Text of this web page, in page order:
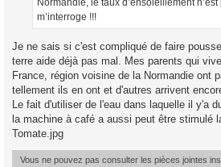
Normandie, le taux d’ensoleillement
m’interroge !!!
Je ne sais si c'est compliqué de faire
terre aide déjà pas mal. Mes parents qui
France, région voisine de la Normandie ont
tellement ils en ont et d'autres arrivent
Le fait d'utiliser de l'eau dans laquelle il y'a
la machine à café a aussi peut être stimulé
Tomate.jpg
Vous ne pouvez pas consulter les pièces jointes